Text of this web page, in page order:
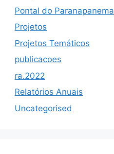
Pontal do Paranapanema
Projetos
Projetos Temáticos
publicacoes
ra.2022
Relatórios Anuais
Uncategorised